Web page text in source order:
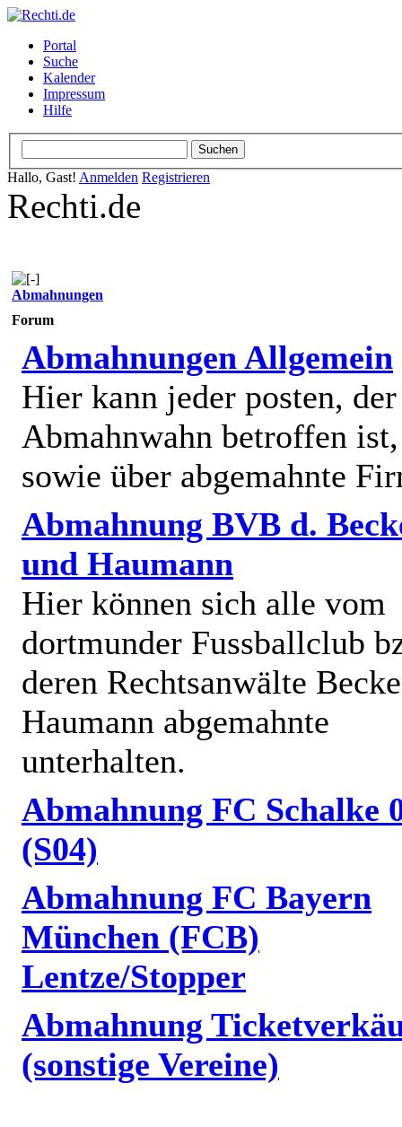
Portal
Suche
Kalender
Impressum
Hilfe
Hallo, Gast! Anmelden Registrieren
Rechti.de
Abmahnungen
Forum
Abmahnungen Allgemein
Hier kann jeder posten,
Abmahnwahn betroffen ist,
sowie über abgemahnte
Abmahnung BVB d.
und Haumann
Hier können sich alle vom
dortmunder Fussballclub
deren Rechtsanwälte
Haumann abgemahnte
unterhalten.
Abmahnung FC Schalke
(S04)
Abmahnung FC Bayern
München (FCB)
Lentze/Stopper
Abmahnung
(sonstige Vereine)